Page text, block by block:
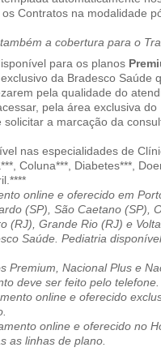
Contratos na modalidade
a cobertura para o
para os planos
da Bradesco Saúde
pela qualidade do
pela área exclusiva
a marcação da
nas especialidades de
Coluna***, Diabetes***,
online e oferecido em
(SP), São Caetano (SP),
(RJ), Grande Rio (RJ) e
Saúde. Pediatria
Premium, Nacional Plus e
deve ser feito pelo telefone.
online e oferecido
online e oferecido no
as linhas de plano.